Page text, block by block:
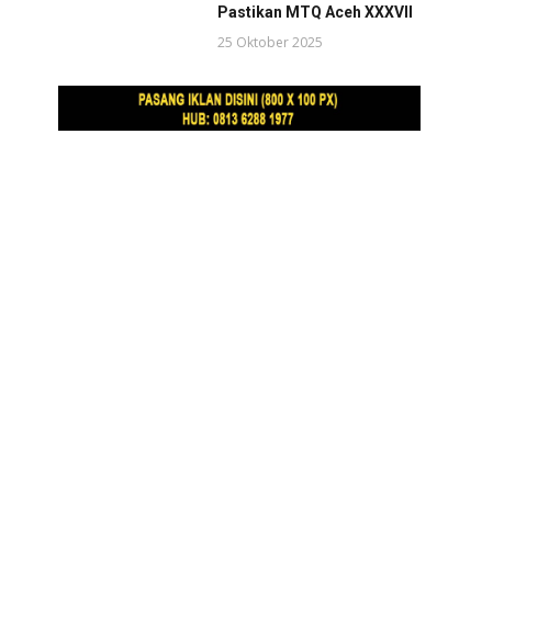
Pastikan MTQ Aceh XXXVII
25 Oktober 2025